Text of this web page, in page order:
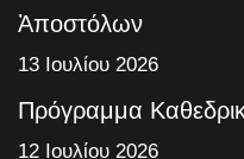
Ἀποστόλων
13 Ιουλίου 2026
Πρόγραμμα
12 Ιουλίου 2026